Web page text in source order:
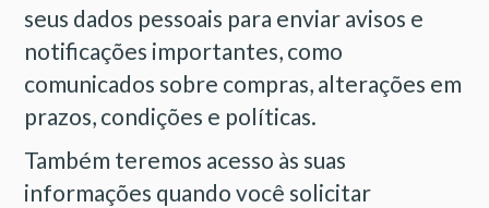
seus dados pessoais para enviar avisos e
notificações importantes, como
comunicados sobre compras, alterações em
prazos, condições e políticas.
Também teremos acesso às suas
informações quando você solicitar